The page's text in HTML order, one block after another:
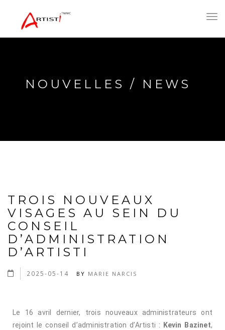
NOUVELLES / NEWS
TROIS NOUVEAUX
VISAGES AU SEIN DU
CONSEIL
D’ADMINISTRATION
D’ARTISTI
2025-05-14 BY MARIE NARCIS
Le 16 avril dernier, trois nouveaux administrateurs ont
rejoint le conseil d’administration d’Artisti :
Kevin Bazinet,